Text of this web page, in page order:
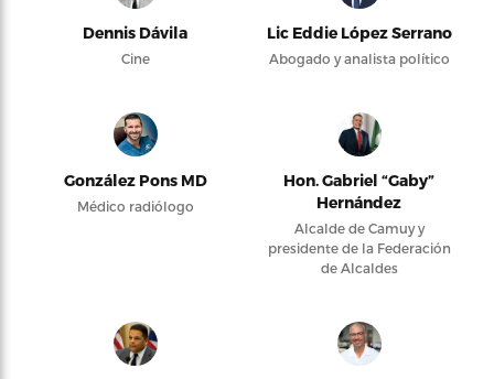
Dennis Dávila
Cine
Lic Eddie López Serrano
Abogado y analista político
González Pons MD
Médico radiólogo
Hon. Gabriel “Gaby”
Hernández
Alcalde de Camuy y
presidente de la Federación
de Alcaldes